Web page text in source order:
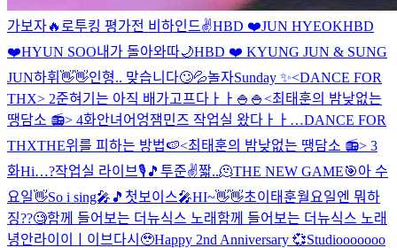
가보자🔥 로투킹 평가전 비하인드✌️HBD ❤️JUN HYEOKHBD
❤️HYUN SOO내가 돌아와따🌙HBD ❤️ KYUNG JUN & SUNG
JUN하휘👋👋인형.. 맞습니다🙄💦놀자Sunday ✨<DANCE FOR
THX> 2준혀기는 아직 배가고프다ㅏㅏ🍚🍚<최태훈의 밤낮없는
땡담소 📻> 4화안녀어엉잼민즈 작업실 왔다ㅏㅏ…DANCE FOR
THXTHE위를 피하는 방법🍉<최태훈의 밤낮없는 땡담소 📻> 3
화Hi…?작업실 라이브🎙🎵 투준✌️짧..🫠THE NEW GAME🎯아 수
요일👋So i sing🎤🎵 첫보이스🎤HI~👋👋초이태훈월요일엔 뭐하
징??🧐함께 들어보는 더뉴식스 노래함께 들어보는 더뉴식스 노래
녕안라이이ㅣ이브다시🥹Happy 2nd Anniversary 💞Studiooooooo